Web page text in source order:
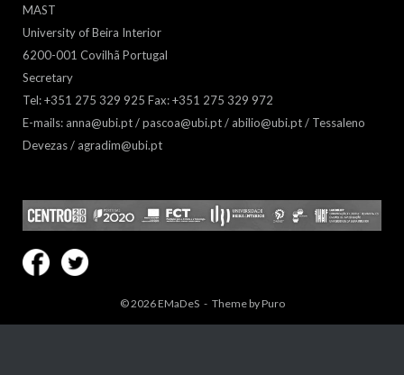
MAST
University of Beira Interior
6200-001 Covilhã Portugal
Secretary
Tel: +351 275 329 925 Fax: +351 275 329 972
E-mails: anna@ubi.pt / pascoa@ubi.pt / abilio@ubi.pt / Tessaleno
Devezas / agradim@ubi.pt
© 2026EMaDeS Theme byPuro